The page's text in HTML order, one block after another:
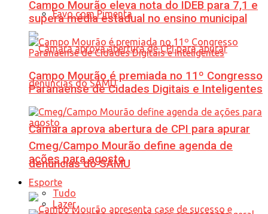
Favo com Pimenta
Câmara aprova abertura de CPI para apurar
denúncias do SAMU
Campo Mourão eleva nota do IDEB para 7,1 e
supera média estadual no ensino municipal
Campo Mourão é premiada no 11º Congresso
Paranaense de Cidades Digitais e Inteligentes
Cmeg/Campo Mourão define agenda de
ações para agosto
Esporte
Tudo
Lazer